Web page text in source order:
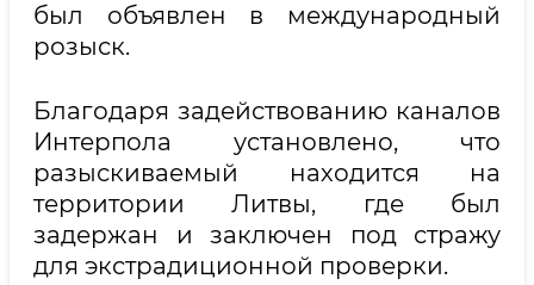
был объявлен в международный
розыск.
Благодаря задействованию каналов
Интерпола установлено, что
разыскиваемый находится на
территории Литвы, где был
задержан и заключен под стражу
для экстрадиционной проверки.